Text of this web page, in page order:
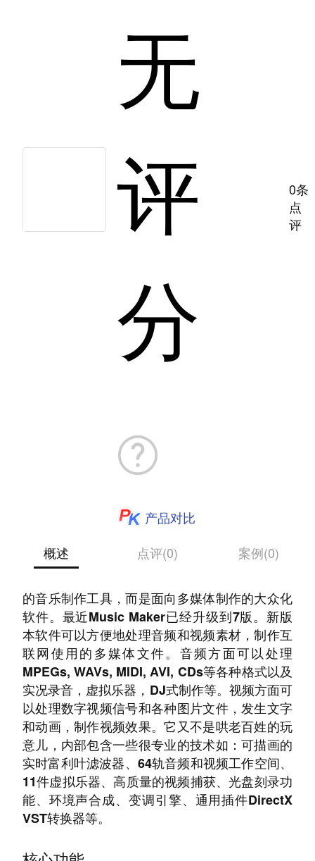
无
评
分
0条
点
评
产品对比
概述
点评(0) 案例(0)
的音乐制作工具，而是面向多媒体制作的大众化
软件。最近Music Maker已经升级到7版。新版
本软件可以方便地处理音频和视频素材，制作互
联网使用的多媒体文件。音频方面可以处理
MPEGs, WAVs, MIDI, AVI, CDs等各种格式以及
实况录音，虚拟乐器，DJ式制作等。视频方面可
以处理数字视频信号和各种图片文件，发生文字
和动画，制作视频效果。它又不是哄老百姓的玩
意儿，内部包含一些很专业的技术如：可描画的
实时富利叶滤波器、64轨音频和视频工作空间、
11件虚拟乐器、高质量的视频捕获、光盘刻录功
能、环境声合成、变调引擎、通用插件DirectX
VST转换器等。